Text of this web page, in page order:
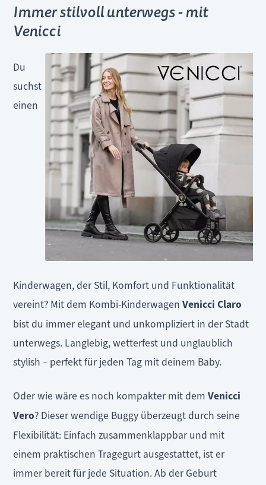
Immer stilvoll unterwegs - mit
Venicci
Du
suchst
einen
Kinderwagen, der Stil, Komfort und Funktionalität
vereint? Mit dem Kombi-KinderwagenVenicci Claro
bist du immer elegant und unkompliziert in der Stadt
unterwegs. Langlebig, wetterfest und unglaublich
stylish – perfekt für jeden Tag mit deinem Baby.
Oder wie wäre es noch kompakter mit demVenicci
Vero? Dieser wendige Buggy überzeugt durch seine
Flexibilität: Einfach zusammenklappbar und mit
einem praktischen Tragegurt ausgestattet, ist er
immer bereit für jede Situation. Ab der Geburt